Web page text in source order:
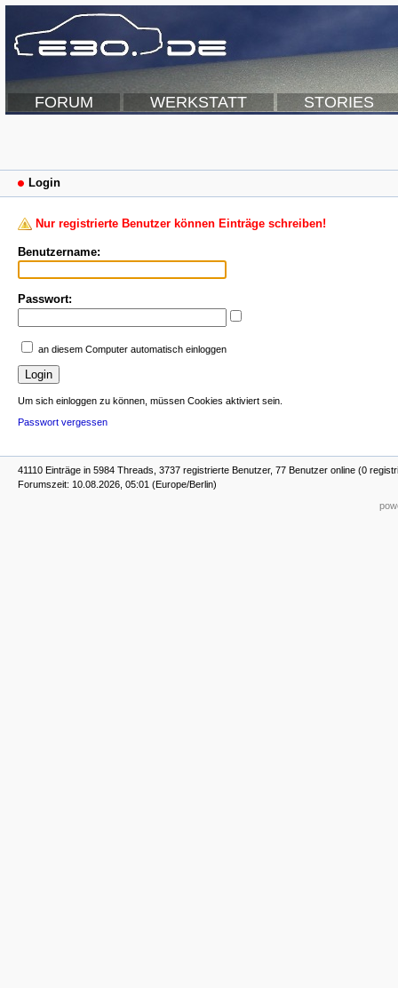
FORUM WERKSTATT STORIES
Login
Nur registrierte Benutzer können Einträge schreiben!
Benutzername:
Passwort:
an diesem Computer automatisch einloggen
Um sich einloggen zu können, müssen Cookies aktiviert sein.
Passwort vergessen
41110 Einträge in 5984 Threads, 3737 registrierte Benutzer, 77 Benutzer online (0
Forumszeit: 10.08.2026, 05:01 (Europe/Berlin)